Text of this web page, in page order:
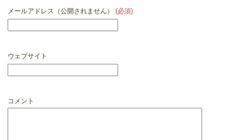
メールアドレス（公開されません） (必須)
ウェブサイト
コメント